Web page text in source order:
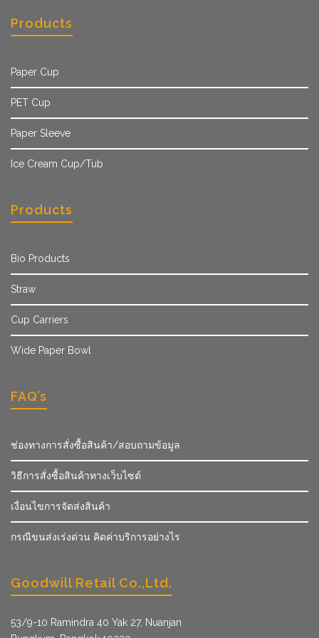
Products
Paper Cup
PET Cup
Paper Sleeve
Ice Cream Cup/Tub
Products
Bio Products
Straw
Cup Carriers
Wide Paper Bowl
FAQ’s
ช่องทางการสั่งซื้อสินค้า/สอบถามข้อมูล
วิธีการสั่งซื้อสินค้าทางเว็บไซต์
เงื่อนไขการจัดส่งสินค้า
กรณีขนส่งเร่งด่วน คิดค่าบริการอย่างไร
Goodwill Retail Co.,Ltd.
53/9­-10 Ramindra 40 Yak 27, Nuanjan